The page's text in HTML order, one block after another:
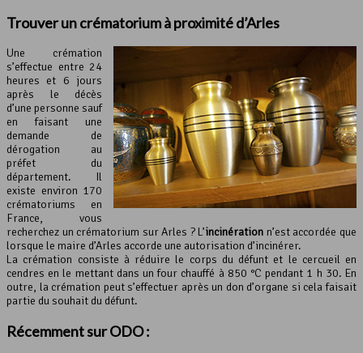
Trouver un crématorium à proximité d’Arles
Une crémation
s’effectue entre 24
heures et 6 jours
après le décès
d’une personne sauf
en faisant une
demande de
dérogation au
préfet du
département. Il
existe environ 170
crématoriums en
France, vous
recherchez un crématorium sur Arles ? L’incinération n’est accordée que
lorsque le maire d’Arles accorde une autorisation d’incinérer.
La crémation consiste à réduire le corps du défunt et le cercueil en
cendres en le mettant dans un four chauffé à 850 °C pendant 1 h 30. En
outre, la crémation peut s’effectuer après un don d’organe si cela faisait
partie du souhait du défunt.
Récemment sur ODO :